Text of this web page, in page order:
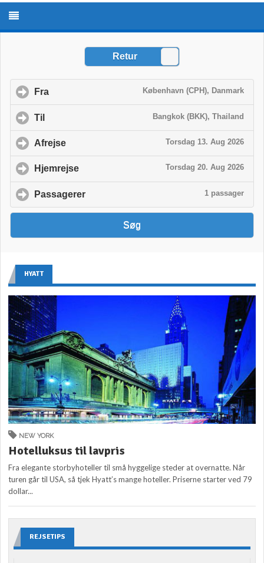
HYATT
NEW YORK
Hotelluksus til lavpris
Fra elegante storbyhoteller til små hyggelige steder at overnatte. Når
turen går til USA, så tjek Hyatt’s mange hoteller. Priserne starter ved 79
dollar...
REJSETIPS